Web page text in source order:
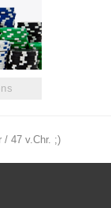
/ 47 v.Chr. ;)